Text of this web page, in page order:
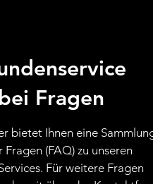
Fragen
bietet Ihnen eine
(FAQ) zu unseren
Für weitere Fragen